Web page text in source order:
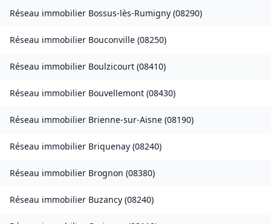
Réseau immobilier Bossus-lès-Rumigny (08290)
Réseau immobilier Bouconville (08250)
Réseau immobilier Boulzicourt (08410)
Réseau immobilier Bouvellemont (08430)
Réseau immobilier Brienne-sur-Aisne (08190)
Réseau immobilier Briquenay (08240)
Réseau immobilier Brognon (08380)
Réseau immobilier Buzancy (08240)